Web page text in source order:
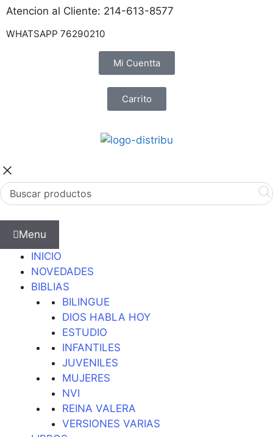
Atencion al Cliente: 214-613-8577
WHATSAPP 76290210
Mi Cuentta
Carrito
Menu
INICIO
NOVEDADES
BIBLIAS
BILINGUE
DIOS HABLA HOY
ESTUDIO
INFANTILES
JUVENILES
MUJERES
NVI
REINA VALERA
VERSIONES VARIAS